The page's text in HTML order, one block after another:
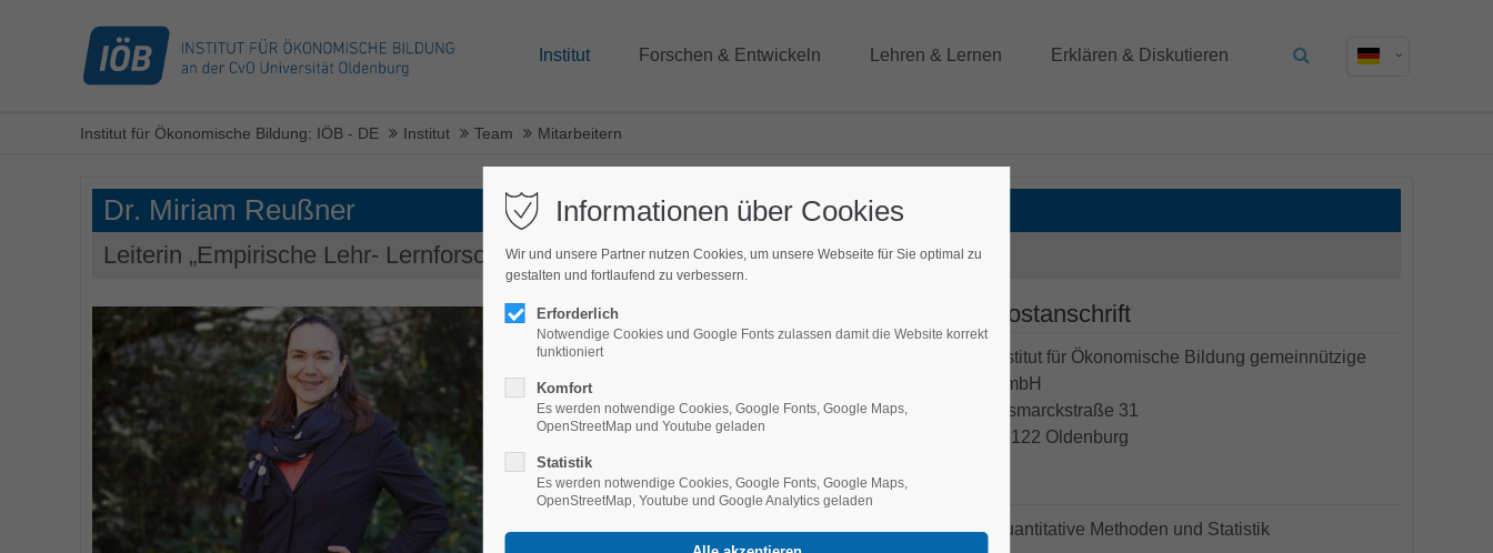
Institut Forschen & Entwickeln Lehren & Lernen Erklären & Diskutieren
Institut für Ökonomische Bildung: IÖB - DE Institut Team Mitarbeitern
Dr. Miriam Reußner
Leiterin „Empirische Lehr- Lernforschung"
Kontakt
Telefon: +49-44136130337
Fax: +49-44136130399
E-Mail:reussner@ioeb.de
Postanschrift
Institut für Ökonomische Bildung gemeinnützige
GmbH
Bismarckstraße 31
26122 Oldenburg
Forschungsgebiete:
Empirische Lehr- Lernforschung Quantitative Methoden und Statistik
Informationen über Cookies
Wir und unsere Partner nutzen Cookies, um unsere Webseite für Sie optimal zu
gestalten und fortlaufend zu verbessern.
Erforderlich
Notwendige Cookies und Google Fonts zulassen damit die Website korrekt
funktioniert
Komfort
Es werden notwendige Cookies, Google Fonts, Google Maps,
OpenStreetMap und Youtube geladen
Statistik
Es werden notwendige Cookies, Google Fonts, Google Maps,
OpenStreetMap, Youtube und Google Analytics geladen